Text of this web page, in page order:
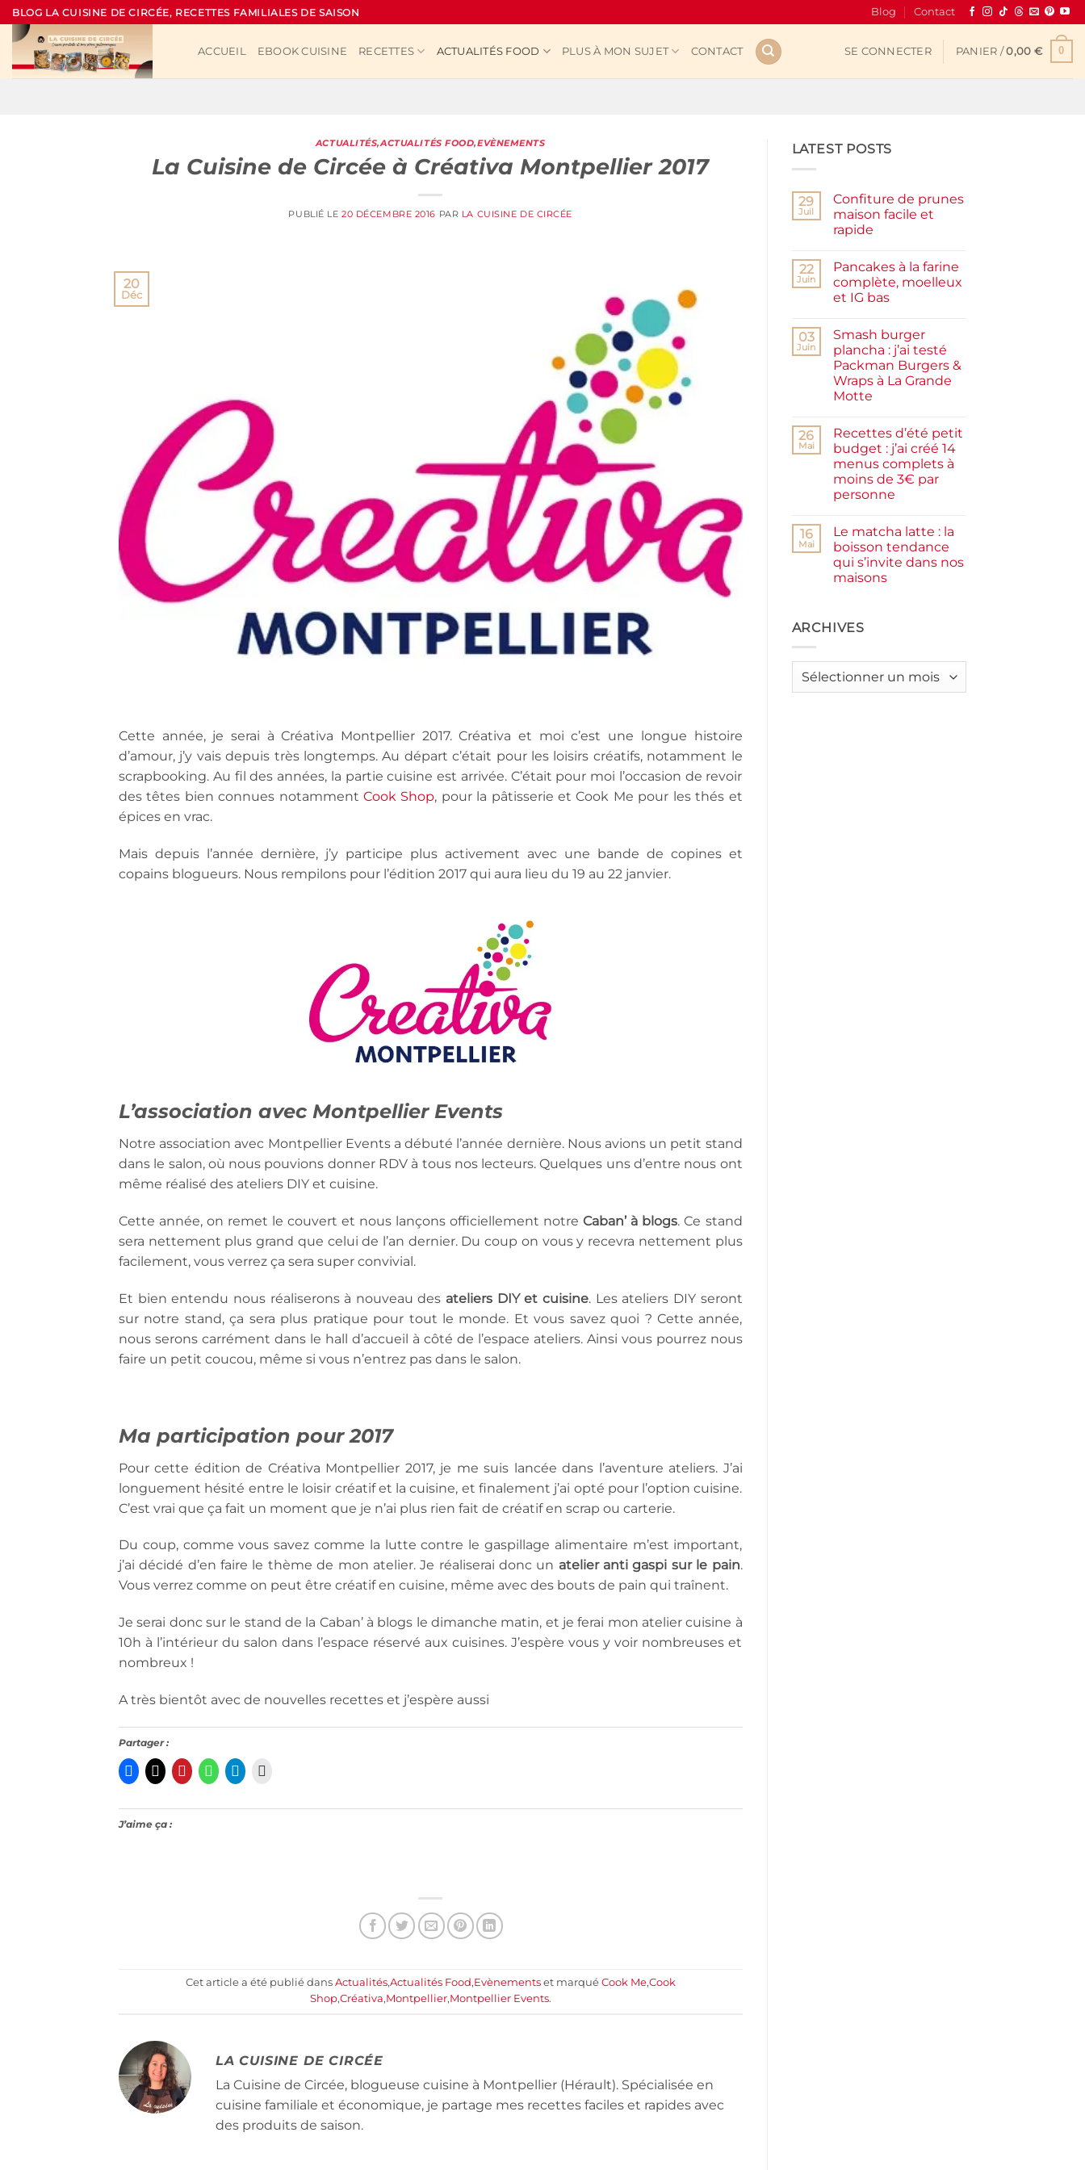
Passer
au
contenu
BLOG LA CUISINE DE CIRCÉE, RECETTES FAMILIALES DE SAISON Blog Contact
ACCUEIL EBOOK CUISINE RECETTES ACTUALITÉS FOOD PLUS À MON SUJET CONTACT SE CONNECTER PANIER /0,00 € 0
ACTUALITÉS,ACTUALITÉS FOOD,EVÈNEMENTS
La Cuisine de Circée à Créativa Montpellier 2017
PUBLIÉ LE20 DÉCEMBRE 2016 PAR LA CUISINE DE CIRCÉE
20
Déc
Cette année, je serai à Créativa Montpellier 2017. Créativa et moi c’est une longue histoire
d’amour, j’y vais depuis très longtemps. Au départ c’était pour les loisirs créatifs, notamment le
scrapbooking. Au fil des années, la partie cuisine est arrivée. C’était pour moi l’occasion de revoir
des têtes bien connues notammentCook Shop, pour la pâtisserie et Cook Me pour les thés et
épices en vrac.
Mais depuis l’année dernière, j’y participe plus activement avec une bande de copines et
copains blogueurs. Nous rempilons pour l’édition 2017 qui aura lieu du 19 au 22 janvier.
L’association avec Montpellier Events
Notre association avec Montpellier Events a débuté l’année dernière. Nous avions un petit stand
dans le salon, où nous pouvions donner RDV à tous nos lecteurs. Quelques uns d’entre nous ont
même réalisé des ateliers DIY et cuisine.
Cette année, on remet le couvert et nous lançons officiellement notreCaban’ à blogs. Ce stand
sera nettement plus grand que celui de l’an dernier. Du coup on vous y recevra nettement plus
facilement, vous verrez ça sera super convivial.
Et bien entendu nous réaliserons à nouveau des ateliers DIY et cuisine. Les ateliers DIY seront
sur notre stand, ça sera plus pratique pour tout le monde. Et vous savez quoi ? Cette année,
nous serons carrément dans le hall d’accueil à côté de l’espace ateliers. Ainsi vous pourrez nous
faire un petit coucou, même si vous n’entrez pas dans le salon.
Ma participation pour 2017
Pour cette édition de Créativa Montpellier 2017, je me suis lancée dans l’aventure ateliers. J’ai
longuement hésité entre le loisir créatif et la cuisine, et finalement j’ai opté pour l’option cuisine.
C’est vrai que ça fait un moment que je n’ai plus rien fait de créatif en scrap ou carterie.
Du coup, comme vous savez comme la lutte contre le gaspillage alimentaire m’est important,
j’ai décidé d’en faire le thème de mon atelier. Je réaliserai donc un atelier anti gaspi sur le pain.
Vous verrez comme on peut être créatif en cuisine, même avec des bouts de pain qui traînent.
Je serai donc sur le stand de la Caban’ à blogs le dimanche matin, et je ferai mon atelier cuisine à
10h à l’intérieur du salon dans l’espace réservé aux cuisines. J’espère vous y voir nombreuses et
nombreux !
A très bientôt avec de nouvelles recettes et j’espère aussi
Partager :
J’aime ça :
Cet article a été publié dans Actualités,Actualités Food,Evènementset marqué Cook Me,Cook
Shop,Créativa,Montpellier,Montpellier Events.
LA CUISINE DE CIRCÉE
La Cuisine de Circée, blogueuse cuisine à Montpellier (Hérault). Spécialisée en
cuisine familiale et économique, je partage mes recettes faciles et rapides avec
des produits de saison.
LATEST POSTS
29
Juil
Confiture de prunes
maison facile et
rapide
sur
Confiture
de
prunes
et
rapide
22
Juin
Pancakes à la farine
complète, moelleux
et IG bas
sur
Pancakes
à
la
farine
complète,
moelleux
bas
03
Juin
Smash burger
plancha : j’ai testé
Packman Burgers &
Wraps à La Grande
Motte
sur
Smash
burger
plancha :
j’ai
testé
Packman
à
La
Grande
Motte
26
Mai
Recettes d’été petit
budget : j’ai créé 14
menus complets à
moins de 3€ par
personne
sur
Recettes
d’été
petit
budget
menus
complets
3€
16
Mai
Le matcha latte : la
boisson tendance
qui s’invite dans nos
maisons
Le
matcha
boisson
ARCHIVES
Archives